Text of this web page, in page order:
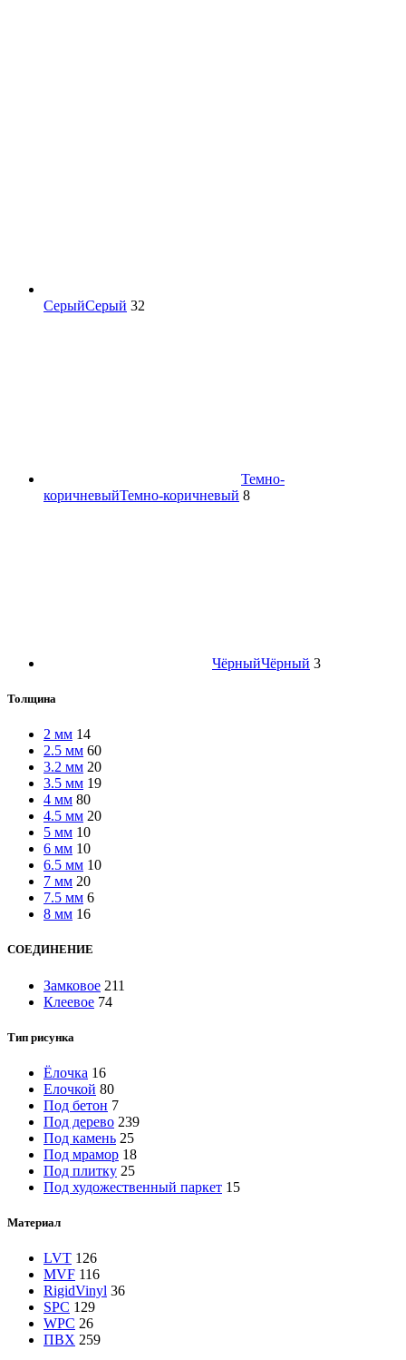
СерыйСерый 32
Темно-
коричневыйТемно-коричневый 8
ЧёрныйЧёрный 3
Толщина
2 мм 14
2.5 мм 60
3.2 мм 20
3.5 мм 19
4 мм 80
4.5 мм 20
5 мм 10
6 мм 10
6.5 мм 10
7 мм 20
7.5 мм 6
8 мм 16
СОЕДИНЕНИЕ
Замковое 211
Клеевое 74
Тип рисунка
Ёлочка 16
Елочкой 80
Под бетон 7
Под дерево 239
Под камень 25
Под мрамор 18
Под плитку 25
Под художественный паркет 15
Материал
LVT 126
MVF 116
RigidVinyl 36
SPC 129
WPC 26
ПВХ 259